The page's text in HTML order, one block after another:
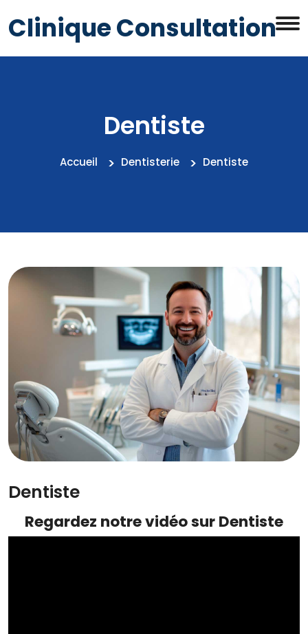
Clinique Consultation
Dentiste
Accueil Dentisterie Dentiste
Dentiste
Regardez notre vidéo sur Dentiste